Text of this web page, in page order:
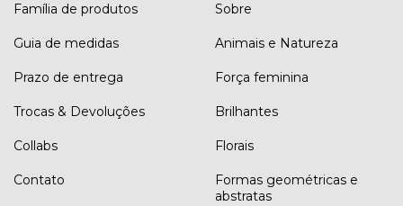
Família de produtos
Guia de medidas
Prazo de entrega
Trocas & Devoluções
Collabs
Contato
Sobre
Animais e Natureza
Força feminina
Brilhantes
Florais
Formas geométricas e
abstratas